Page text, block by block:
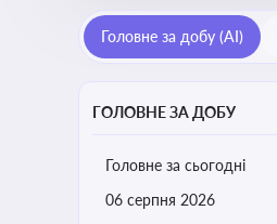
Головне за добу (AI)
ГОЛОВНЕ ЗА ДОБУ
Головне за сьогодні
06 серпня 2026